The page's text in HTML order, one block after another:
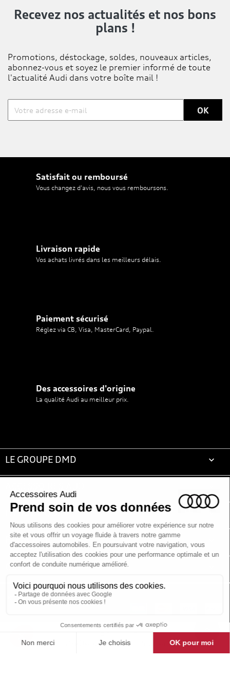
Recevez nos actualités et nos bons
plans !
Promotions, déstockage, soldes, nouveaux articles,
abonnez-vous et soyez le premier informé de toute
l'actualité Audi dans votre boîte mail !
Satisfait ou remboursé
Vous changez d'avis, nous vous remboursons.
Livraison rapide
Vos achats livrés dans les meilleurs délais.
Paiement sécurisé
Réglez via CB, Visa, MasterCard, Paypal.
Des accessoires d'origine
La qualité Audi au meilleur prix.
LE GROUPE DMD 
LA BOUTIQUE
ESPACE CLIENT
CONTACT & AIDE
© Groupe DMD 2025
Pensez à covoiturer
#SeDeplacerMoinsPolluer